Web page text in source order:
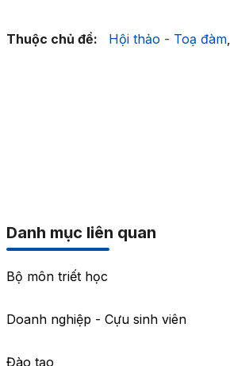
Thuộc chủ đề: Hội thảo - Toạ đàm,
Danh mục liên quan
Bộ môn triết học
Doanh nghiệp - Cựu sinh viên
Đào tạo